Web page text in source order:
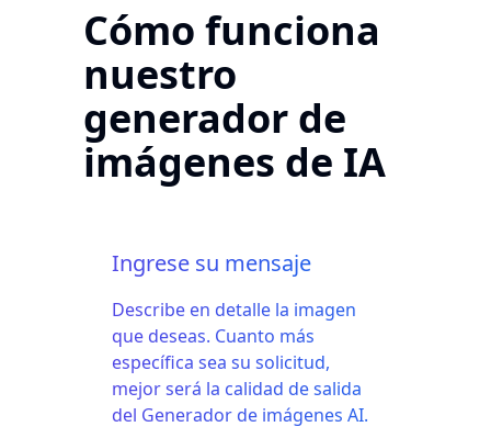
Cómo funciona
nuestro
generador de
imágenes de IA
Ingrese su mensaje
Describe en detalle la imagen
que deseas. Cuanto más
específica sea su solicitud,
mejor será la calidad de salida
del Generador de imágenes AI.